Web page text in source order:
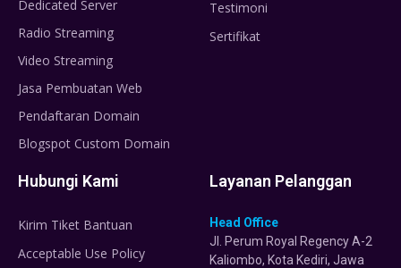
Dedicated Server
Radio Streaming
Video Streaming
Jasa Pembuatan Web
Pendaftaran Domain
Blogspot Custom Domain
Testimoni
Sertifikat
Hubungi Kami
Kirim Tiket Bantuan
Acceptable Use Policy
Layanan Pelanggan
Head Office
Jl. Perum Royal Regency A-2
Kaliombo, Kota Kediri, Jawa